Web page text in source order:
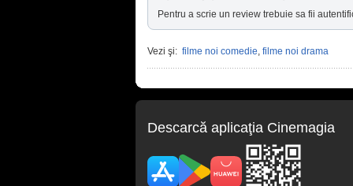
Pentru a scrie un review trebuie sa fii
Vezi şi: filme noi comedie, filme noi drama
Descarcă aplicaţia Cinemagia